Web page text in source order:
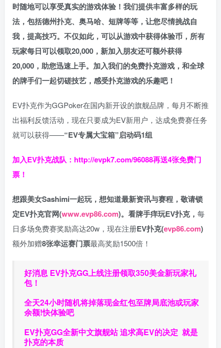
时随地可以享受真实的游戏体验！我们提供丰富多样的玩
法，包括德州扑克、奥马哈、短牌等等，让您尽情挑战自
我，提高技巧。不仅如此， 可以从游戏中获得体验币，所有
玩家每日可以领取20,000，新加入朋友还可额外获得
20,000，助您迅速上手。 加入我们的免费扑克游戏，和全球
的牌手们一起切磋技艺，感受扑克游戏的乐趣吧！
EV扑克作为GGPoker在国内新开设的旗舰品牌，每月不断推
出福利反馈活动，现在只要成为EV新用户，达成免费赛任务
就可以获得——“EV专属大宝箱”启动码1组
加入EV扑克战队： http://evpk7.com/96088再送4张免费门
票！
想跟美女Sashimi一起玩， 想知道最新资讯与赛程， 敬请锁
定EV扑克官网(www.evp86.com)。 看牌手痒玩EV扑克， 每
日多场免费赛奖励高达20w，现在注册EV扑克(evp86.com)
额外加赠8张幸运赛门票最高奖励1500倍！
好消息 EV扑克GG上线注册领取350美金新玩家礼
包！
全天24小时随机将掉落现金红包至牌局底池或玩家
余额!快体验吧
EV扑克GG全新中文旗舰站追求高EV的决定 就是
扑克的本质